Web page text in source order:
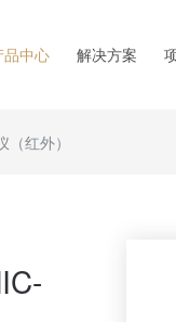
品中心 解决方案
红外）